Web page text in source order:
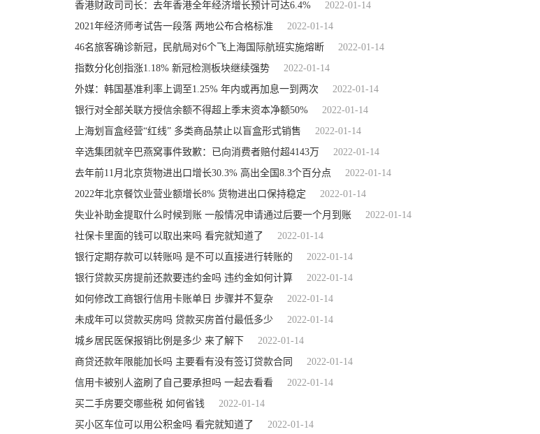
香港财政司司长：去年香港全年经济增长预计可达6.4%
2022-01-14
2021年经济师考试告一段落 两地公布合格标准
2022-01-14
46名旅客确诊新冠，民航局对6个飞上海国际航班实施熔断
2022-01-14
指数分化创指涨1.18% 新冠检测板块继续强势
2022-01-14
外媒：韩国基准利率上调至1.25% 年内或再加息一到两次
2022-01-14
银行对全部关联方授信余额不得超上季末资本净额50%
2022-01-14
上海划盲盒经营“红线” 多类商品禁止以盲盒形式销售
2022-01-14
辛选集团就辛巴燕窝事件致歉：已向消费者赔付超4143万
2022-01-14
去年前11月北京货物进出口增长30.3% 高出全国8.3个百分点
2022-01-14
2022年北京餐饮业营业额增长8% 货物进出口保持稳定
2022-01-14
失业补助金提取什么时候到账 一般情况申请通过后要一个月到账
2022-01-14
社保卡里面的钱可以取出来吗 看完就知道了
2022-01-14
银行定期存款可以转账吗 是不可以直接进行转账的
2022-01-14
银行贷款买房提前还款要违约金吗 违约金如何计算
2022-01-14
如何修改工商银行信用卡账单日 步骤并不复杂
2022-01-14
未成年可以贷款买房吗 贷款买房首付最低多少
2022-01-14
城乡居民医保报销比例是多少 来了解下
2022-01-14
商贷还款年限能加长吗 主要看有没有签订贷款合同
2022-01-14
信用卡被别人盗刷了自己要承担吗 一起去看看
2022-01-14
买二手房要交哪些税 如何省钱
2022-01-14
买小区车位可以用公积金吗 看完就知道了
2022-01-14